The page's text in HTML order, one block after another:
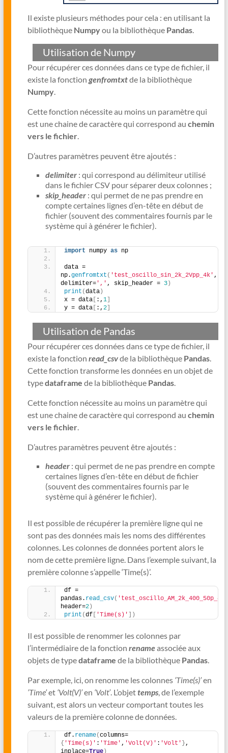
Il existe plusieurs méthodes pour cela : en utilisant la
bibliothèque Numpyou la bibliothèque Pandas.
Utilisation de Numpy
Pour récupérer ces données dans ce type de fichier, il
existe la fonction genfromtxtde la bibliothèque
Numpy.
Cette fonction nécessite au moins un paramètre qui
est une chaine de caractère qui correspond au chemin
vers le fichier.
D’autres paramètres peuvent être ajoutés :
delimiter: qui correspond au délimiteur utilisé
dans le fichier CSV pour séparer deux colonnes ;
skip_header: qui permet de ne pas prendre en
compte certaines lignes d’en-tête en début de
fichier (souvent des commentaires fournis par le
système qui à générer le fichier).
import numpy as np
data =
np.genfromtxt ( 'test_oscillo_sin_2k_2Vpp_4k' ,
delimiter=',' , skip_header = 3)
print (data)
x = data[ :, 1]
y = data[ :, 2]
Utilisation de Pandas
Pour récupérer ces données dans ce type de fichier, il
existe la fonction read_csvde la bibliothèque Pandas.
Cette fonction transforme les données en un objet de
typedataframe de la bibliothèque Pandas.
Cette fonction nécessite au moins un paramètre qui
est une chaine de caractère qui correspond au chemin
vers le fichier.
D’autres paramètres peuvent être ajoutés :
header: qui permet de ne pas prendre en compte
certaines lignes d’en-tête en début de fichier
(souvent des commentaires fournis par le
système qui à générer le fichier).
Il est possible de récupérer la première ligne qui ne
sont pas des données mais les noms des différentes
colonnes. Les colonnes de données portent alors le
nom de cette première ligne. Dans l’exemple suivant, la
première colonne s’appelle ‘Time(s)’.
df =
pandas. read_csv(
header=2)
print (df[ 'Time(s)' ])
Il est possible de renommer les colonnes par
l’intermédiaire de la fonction renameassociée aux
objets de typedataframe de la bibliothèque Pandas.
Par exemple, ici, on renomme les colonnes ‘Time(s)’en
‘Time’et ‘Volt(V)’en ‘Volt’. L’objettemps, de l’exemple
suivant, est alors un vecteur comportant toutes les
valeurs de la première colonne de données.
df. rename(columns=
{ 'Time(s)' : 'Time' , 'Volt(V)' : 'Volt' },
inplace=True)